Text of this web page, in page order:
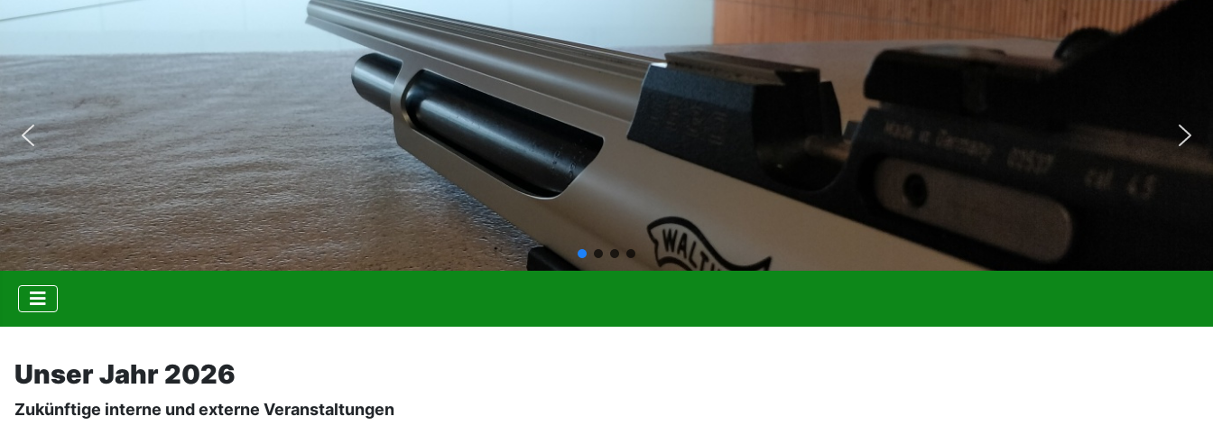
Unser Jahr 2026
Zukünftige interne und externe Veranstaltungen